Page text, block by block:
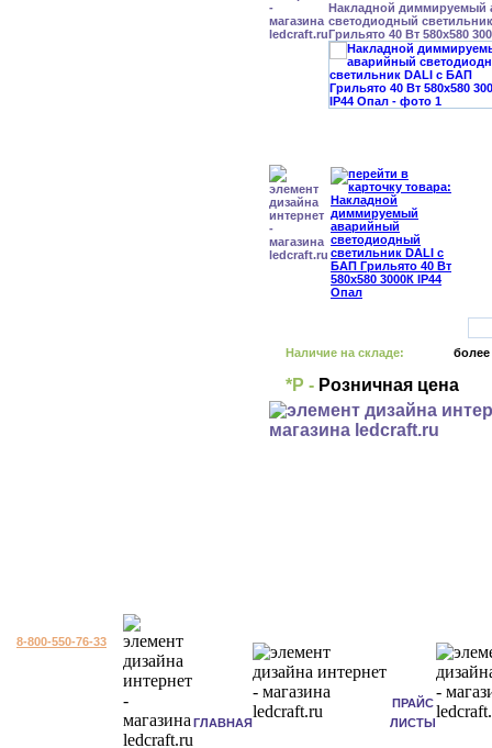
Накладной диммируемый
светодиодный
Грильято 40 Вт 580x580
Наличие на складе: более
*Р - Розничная цена
8-800-550-76-33
ГЛАВНАЯ
ПРАЙС
ЛИСТЫ